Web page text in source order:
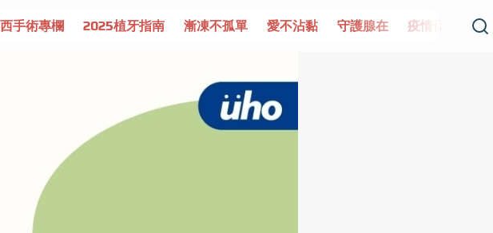
2025植牙指南 漸凍不孤單 愛不沾黏 守護腺在 疫情保衛戰 再生醫學